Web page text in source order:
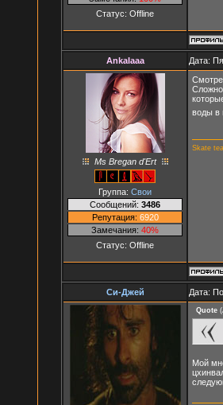
Статус: Offline
AnkaIaaa Дата:
Ms Bregan d'Ert
Группа: Свои
Сообщений: 3486
Репутация: 6920
Замечания: 40%
Статус: Offline
Сложно
воды в
Skate
Си-Джей Дата:
Quote (
Мой